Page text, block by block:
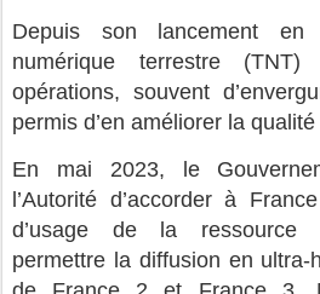
Depuis son lancement
numérique terrestre
opérations, souvent
permis d’en améliorer la qualité
En mai 2023, le
l’Autorité d’accorder à
d’usage de la ressource
permettre la diffusion en ultra-